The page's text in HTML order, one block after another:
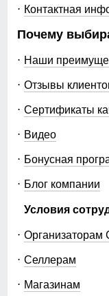
Контактная
Почему
Наши
Отзывы
Сертификаты
Видео
Бонусная
Блог компании
Условия
Организаторам
Селлерам
Магазинам